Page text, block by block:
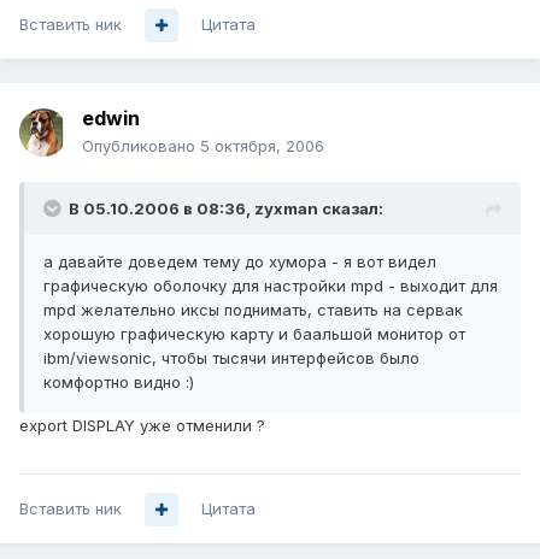
Вставить ник Цитата
edwin
Опубликовано 5 октября, 2006
В 05.10.2006 в 08:36, zyxman сказал:
а давайте доведем тему до хумора - я вот видел
графическую оболочку для настройки mpd - выходит для
mpd желательно иксы поднимать, ставить на сервак
хорошую графическую карту и баальшой монитор от
ibm/viewsonic, чтобы тысячи интерфейсов было
комфортно видно :)
export DISPLAY уже отменили ?
Вставить ник Цитата